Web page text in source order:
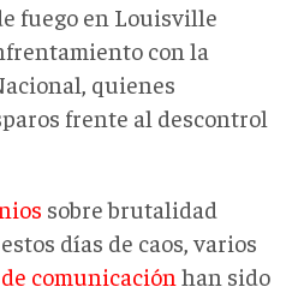
fuego en Louisville
con la
quienes
frente al descontrol
sobre brutalidad
días de caos, varios
comunicación han sido